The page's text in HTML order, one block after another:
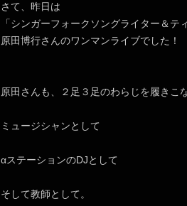
さて、昨日は
「シンガーフォークソングライター＆テ
原田博行さんのワンマンライブでした！
原田さんも、２足３足のわらじを履きこ
ミュージシャンとして
αステーションのDJとして
そして教師として。